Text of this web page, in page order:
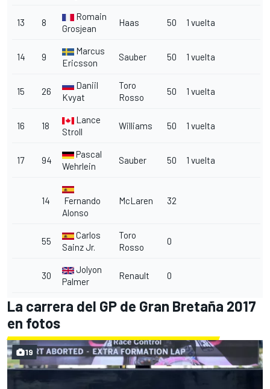
13 8
Romain
Grosjean
Haas 50 1 vuelta
14 9
Marcus
Ericsson
Sauber 50 1 vuelta
15 26
Daniil
Kvyat
Toro
Rosso
50 1 vuelta
16 18
Lance
Stroll
Williams 50 1 vuelta
17 94
Pascal
Wehrlein
Sauber 50 1 vuelta
14
Fernando
Alonso
McLaren 32
55
Carlos
Sainz Jr.
Toro
Rosso
0
30
Jolyon
Palmer
Renault 0
La carrera del GP de Gran Bretaña 2017
en fotos
19